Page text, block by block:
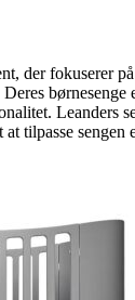
der fokuserer
børnesenge
Leanders
tilpasse sengen